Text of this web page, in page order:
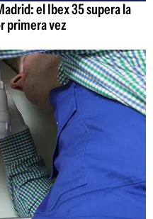
el Ibex 35 supera la
primera vez